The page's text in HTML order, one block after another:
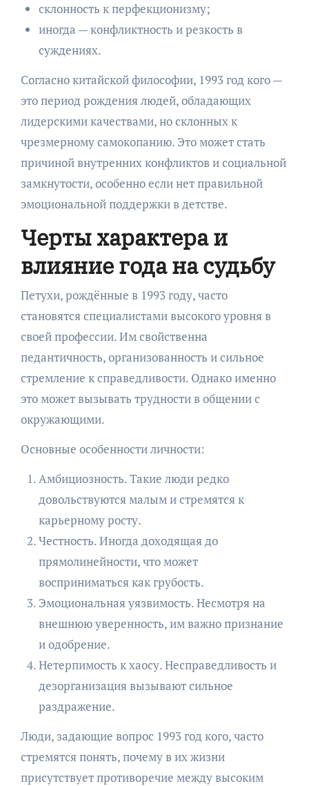
склонность к перфекционизму;
иногда — конфликтность и резкость в
суждениях.
Согласно китайской философии, 1993 год кого —
это период рождения людей, обладающих
лидерскими качествами, но склонных к
чрезмерному самокопанию. Это может стать
причиной внутренних конфликтов и социальной
замкнутости, особенно если нет правильной
эмоциональной поддержки в детстве.
Черты характера и
влияние года на судьбу
Петухи, рождённые в 1993 году, часто
становятся специалистами высокого уровня в
своей профессии. Им свойственна
педантичность, организованность и сильное
стремление к справедливости. Однако именно
это может вызывать трудности в общении с
окружающими.
Основные особенности личности:
Амбициозность. Такие люди редко
довольствуются малым и стремятся к
карьерному росту.
Честность. Иногда доходящая до
прямолинейности, что может
восприниматься как грубость.
Эмоциональная уязвимость. Несмотря на
внешнюю уверенность, им важно признание
и одобрение.
Нетерпимость к хаосу. Несправедливость и
дезорганизация вызывают сильное
раздражение.
Люди, задающие вопрос 1993 год кого, часто
стремятся понять, почему в их жизни
присутствует противоречие между высоким